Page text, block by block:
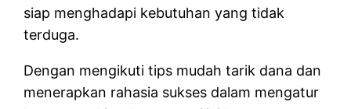
siap menghadapi kebutuhan yang tidak
terduga.
Dengan mengikuti tips mudah tarik dana dan
menerapkan rahasia sukses dalam mengatur